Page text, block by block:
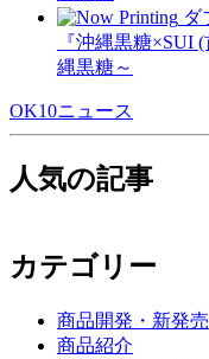
ダ
『沖縄黒糖×SUI
縄黒糖～
OK10ニュース
人気の記事
カテゴリー
商品開発・新発売
商品紹介